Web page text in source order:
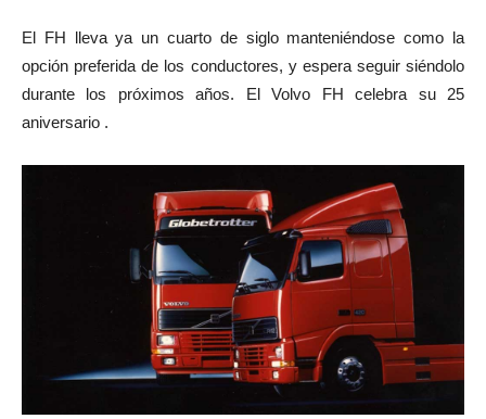
El FH lleva ya un cuarto de siglo manteniéndose como la
opción preferida de los conductores, y espera seguir siéndolo
durante los próximos años. El Volvo FH celebra su 25
aniversario .